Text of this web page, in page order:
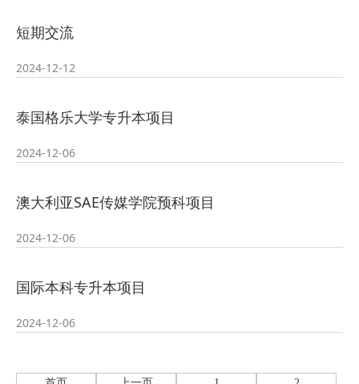
—— 哈
· 强化政治担当 锤炼过硬本领--哈尔
滨传媒 2026-07-23
短期交流
2024-12-12
泰国格乐大学专升本项目
2024-12-06
澳大利亚SAE传媒学院预科项目
2024-12-06
国际本科专升本项目
2024-12-06